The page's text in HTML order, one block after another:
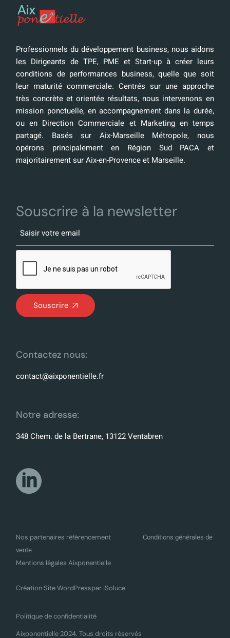
Professionnels du développement business, nous aidons
les Dirigeants de TPE, PME et Start-up à créer leurs
conditions de performances business, quelle que soit
leur maturité commerciale. Centrés sur une approche
très concrète et orientée résultats, nous intervenons en
mission ponctuelle, en accompagnement dans la durée,
ou en Direction Commerciale et Marketing en temps
partagé. Basés sur Aix-Marseille Métropole, nous
opérons principalement en Région Sud PACA et
majoritairement sur Aix-en-Provence et Marseille.
Souscrire à la newsletter
Souscrire
Contactez nous:
contact@aixponentielle.fr
Notre adresse:
348 Chem. de la Bertrane, 13122 Ventabren
Nos partenaires référencement
Conditions générales de
vente
Mentions légales Aixponentielle
Création Site WordPresspar iSoluce
Politique de confidentialité
Aixponentielle 2024. Tous droits réservés